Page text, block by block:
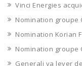
Vinci Energies
Nomination groupe
Nomination Korian
Nomination groupe
Generali va lever